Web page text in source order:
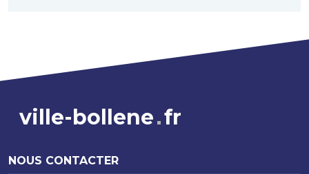
ville-bollene fr
NOUS CONTACTER